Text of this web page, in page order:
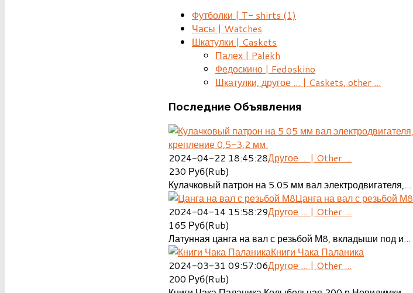
Футболки | T- shirts (1)
Часы | Watches
Шкатулки | Caskets
Палех | Palekh
Федоскино | Fedoskino
Шкатулки, другое ... | Caskets, other ...
Последние Объявления
крепление 0,5-3,2 мм.
2024-04-22 18:45:28Другое ... | Other ...
230 Руб(Rub)
Кулачковый патрон на 5.05 мм вал электродвигателя,...
Цанга на вал с резьбой М8
2024-04-14 15:58:29Другое ... | Other ...
165 Руб(Rub)
Латунная цанга на вал с резьбой М8, вкладыши под и...
Книги Чака Паланика
2024-03-31 09:57:06Другое ... | Other ...
200 Руб(Rub)